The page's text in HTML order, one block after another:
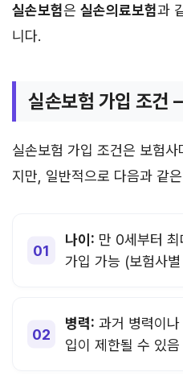
실손보험은 실손의료보험과
니다.
실손보험 가입 조건
실손보험 가입 조건은 보험
지만, 일반적으로 다음과 같
나이: 만 0세부터
가입 가능 (보험사
병력: 과거 병력이
입이 제한될 수 있